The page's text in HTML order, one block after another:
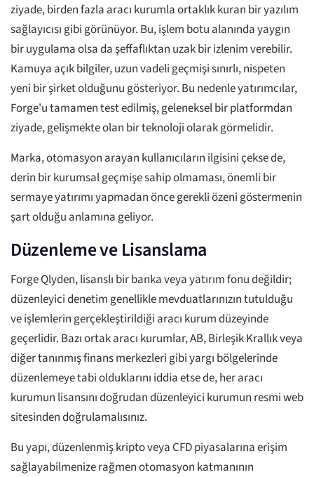
ziyade, birden fazla aracı kurumla ortaklık kuran bir yazılım
sağlayıcısı gibi görünüyor. Bu, işlem botu alanında yaygın
bir uygulama olsa da şeffaflıktan uzak bir izlenim verebilir.
Kamuya açık bilgiler, uzun vadeli geçmişi sınırlı, nispeten
yeni bir şirket olduğunu gösteriyor. Bu nedenle yatırımcılar,
Forge'u tamamen test edilmiş, geleneksel bir platformdan
ziyade, gelişmekte olan bir teknoloji olarak görmelidir.
Marka, otomasyon arayan kullanıcıların ilgisini çekse de,
derin bir kurumsal geçmişe sahip olmaması, önemli bir
sermaye yatırımı yapmadan önce gerekli özeni göstermenin
şart olduğu anlamına geliyor.
Düzenleme ve Lisanslama
Forge Qlyden, lisanslı bir banka veya yatırım fonu değildir;
düzenleyici denetim genellikle mevduatlarınızın tutulduğu
ve işlemlerin gerçekleştirildiği aracı kurum düzeyinde
geçerlidir. Bazı ortak aracı kurumlar, AB, Birleşik Krallık veya
diğer tanınmış finans merkezleri gibi yargı bölgelerinde
düzenlemeye tabi olduklarını iddia etse de, her aracı
kurumun lisansını doğrudan düzenleyici kurumun resmi web
sitesinden doğrulamalısınız.
Bu yapı, düzenlenmiş kripto veya CFD piyasalarına erişim
sağlayabilmenize rağmen otomasyon katmanının